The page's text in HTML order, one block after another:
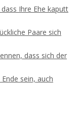
Ihre Ehe kaputt
Paare sich
dass sich der
sein, auch